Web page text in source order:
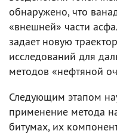
обнаружено, что
«внешней» части
задает новую
исследований для
методов «нефтяной
Следующим этапом
применение метода
битумах, их